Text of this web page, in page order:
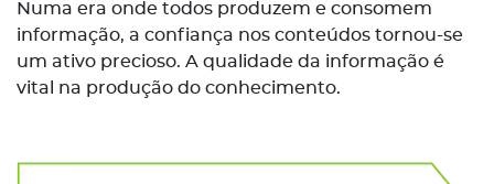
Numa era onde todos produzem e consomem
informação, a confiança nos conteúdos tornou-se
um ativo precioso. A qualidade da informação é
vital na produção do conhecimento.